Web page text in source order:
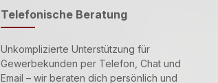
Telefonische Beratung
Unkomplizierte Unterstützung für
Gewerbekunden per Telefon, Chat und
Email – wir beraten dich persönlich und